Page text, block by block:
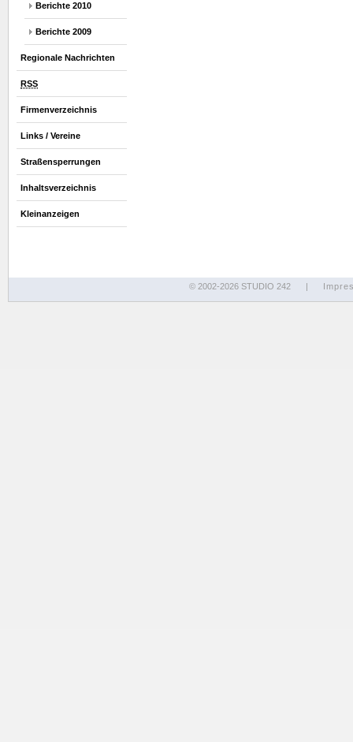
Berichte 2010
Berichte 2009
Regionale Nachrichten
RSS
Firmenverzeichnis
Links / Vereine
Straßensperrungen
Inhaltsverzeichnis
Kleinanzeigen
© 2002-2026 STUDIO 242 |